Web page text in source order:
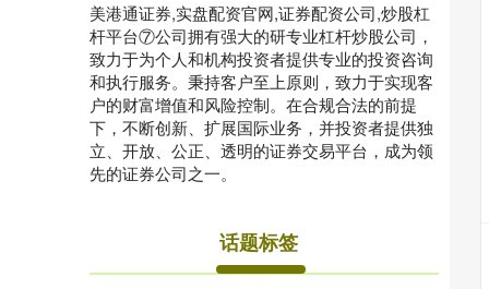
美港通证券,实盘配资官网,证券配资公司,炒股杠
杆平台⑦公司拥有强大的研专业杠杆炒股公司，
致力于为个人和机构投资者提供专业的投资咨询
和执行服务。秉持客户至上原则，致力于实现客
户的财富增值和风险控制。在合规合法的前提
下，不断创新、扩展国际业务，并投资者提供独
立、开放、公正、透明的证券交易平台，成为领
先的证券公司之一。
话题标签